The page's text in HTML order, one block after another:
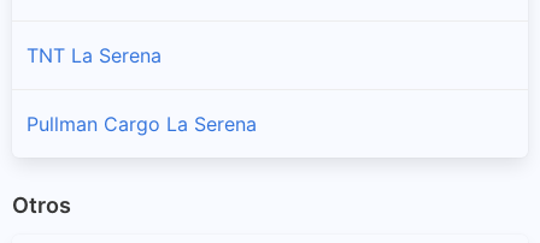
TNT La Serena
Pullman Cargo La Serena
Otros